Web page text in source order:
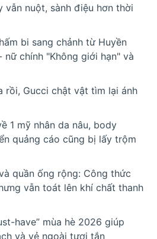
vẫn nuột, sành điệu hơn thời
bi sang chảnh từ Huyền
nữ chính "Không giới hạn" và
rồi, Gucci chật vật tìm lại ánh
1 mỹ nhân da nâu, body
quảng cáo cũng bị lấy trộm
quần ống rộng: Công thức
vẫn toát lên khí chất thanh
have” mùa hè 2026 giúp
và vẻ ngoài tươi tắn